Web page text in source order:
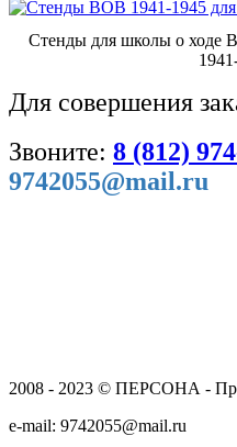
Стенды для школы о ходе
Для совершения
Звоните: 8 (812)
9742055@mail.ru
2008 - 2023 © ПЕРСОНА -
e-mail: 9742055@mail.ru